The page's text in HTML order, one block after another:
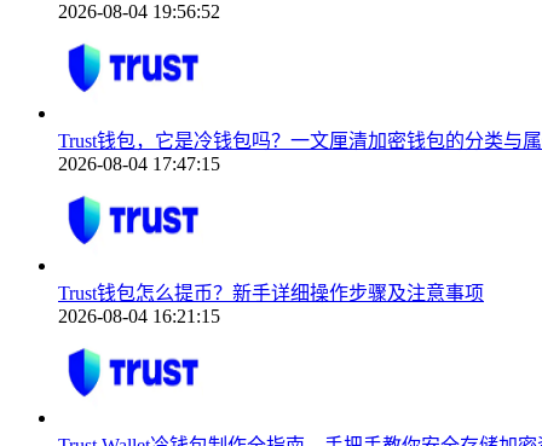
2026-08-04 19:56:52
Trust钱包，它是冷钱包吗？一文厘清加密钱包的分类与
2026-08-04 17:47:15
Trust钱包怎么提币？新手详细操作步骤及注意事项
2026-08-04 16:21:15